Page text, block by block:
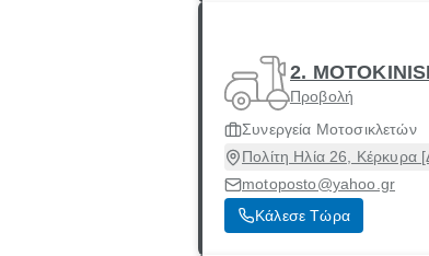
2.
Προβολή
Συνεργεία Μοτοσικλετών
Πολίτη Ηλία 26,
motoposto@yahoo.gr
Κάλεσε Τώρα